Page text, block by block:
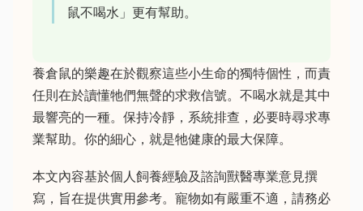
鼠不喝水」更有幫助。
養倉鼠的樂趣在於觀察這些小生命的獨特個性，而責
任則在於讀懂牠們無聲的求救信號。不喝水就是其中
最響亮的一種。保持冷靜，系統排查，必要時尋求專
業幫助。你的細心，就是牠健康的最大保障。
本文內容基於個人飼養經驗及諮詢獸醫專業意見撰
寫，旨在提供實用參考。寵物如有嚴重不適，請務必